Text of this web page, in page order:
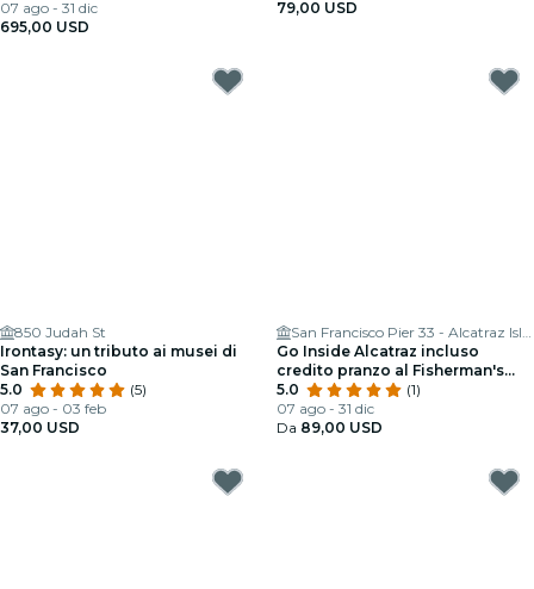
07 ago - 31 dic
695,00 USD
79,00 USD
850 Judah St
Irontasy: un tributo ai musei di
San Francisco
5.0
(5)
07 ago - 03 feb
37,00 USD
San Francisco Pier 33 - Alcatraz Island
Go Inside Alcatraz incluso
credito pranzo al Fisherman's
Wharf
5.0
(1)
07 ago - 31 dic
Da 89,00 USD